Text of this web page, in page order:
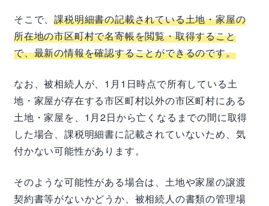
そこで、課税明細書の記載されている土地・家屋の
所在地の市区町村で名寄帳を閲覧・取得すること
で、最新の情報を確認することができるのです。
なお、被相続人が、 1 月 1 日時点で所有している土
地・家屋が存在する市区町村以外の市区町村にある
土地・家屋を、 1 月2日から亡くなるまでの間に取得
した場合、課税明細書に記載されていないため、気
付かない可能性があります。
そのような可能性がある場合は、土地や家屋の譲渡
契約書等がないかどうか、被相続人の書類の管理場